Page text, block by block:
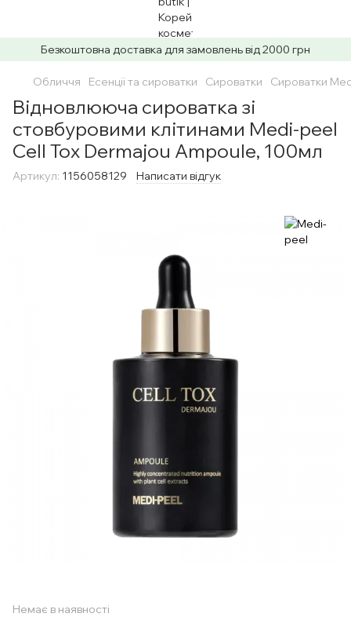
Безкоштовна доставка для замовлень від 2000 грн
Обличчя Есенції та сироватки Сироватки Сироватки
Відновлююча сироватка зі
стовбуровими клітинами Medi-peel
Cell Tox Dermajou Ampoule, 100мл
Артикул: 1156058129 Написати відгук
Немає в наявності